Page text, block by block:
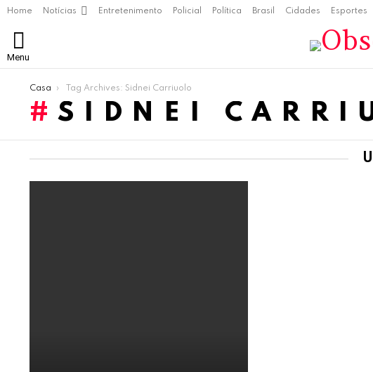
Home Notícias Entretenimento Policial Política Brasil Cidades Esportes
Menu
Você está aqui:
Casa Tag Archives: Sidnei Carriuolo
SIDNEI